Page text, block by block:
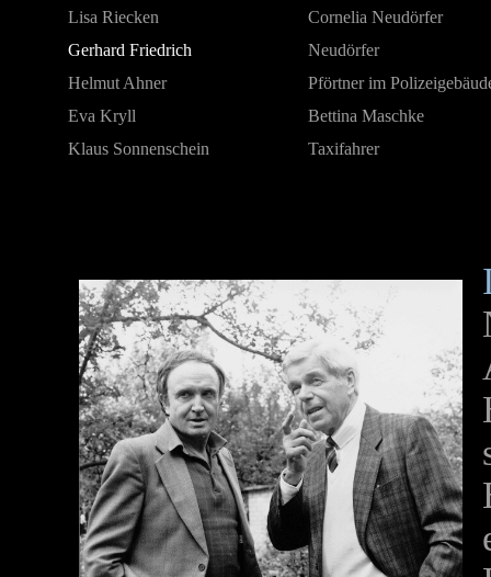
Lisa Riecken
Cornelia Neudörfer
Gerhard Friedrich
Neudörfer
Helmut Ahner
Pförtner im
Eva Kryll
Bettina Maschke
Klaus Sonnenschein
Taxifahrer